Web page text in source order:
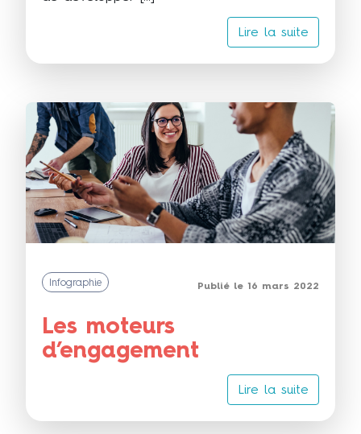
Lire la suite
Infographie Publié le 16 mars 2022
Les moteurs
d’engagement
Lire la suite